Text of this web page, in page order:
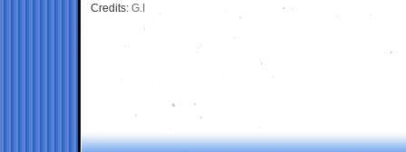
Credits: G.I